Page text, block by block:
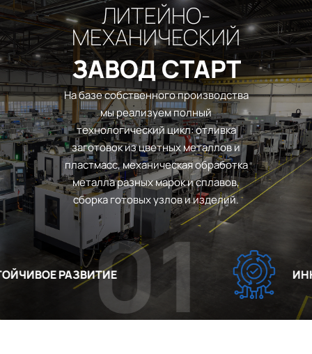
На базе собственного производства
мы реализуем полный
технологический цикл: отливка
заготовок из цветных металлов и
пластмасс, механическая обработка
металла разных марок и сплавов,
сборка готовых узлов и изделий.
ЛИТЕЙНО-
МЕХАНИЧЕСКИЙ
ЗАВОД СТАРТ
РАЗВИТИЕ01